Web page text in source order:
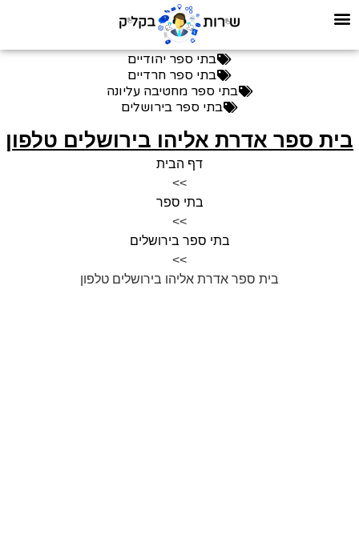
בתי ספר יהודיים
בתי ספר חרדיים
בתי ספר מחטיבה עליונה
בתי ספר בירושלים
בית ספר אדרת אליהו בירושלים טלפון
דף הבית
>>
בתי ספר
>>
בתי ספר בירושלים
>>
בית ספר אדרת אליהו בירושלים טלפון